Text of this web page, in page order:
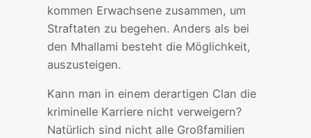
kommen Erwachsene zusammen, um
Straftaten zu begehen. Anders als bei
den Mhallami besteht die Möglichkeit,
auszusteigen.
Kann man in einem derartigen Clan die
kriminelle Karriere nicht verweigern?
Natürlich sind nicht alle Großfamilien